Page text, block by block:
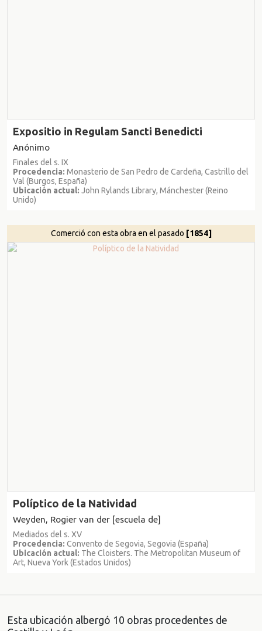
Expositio in Regulam Sancti Benedicti
Anónimo
Finales del s. IX
Procedencia: Monasterio de San Pedro de Cardeña, Castrillo del
Val (Burgos, España)
Ubicación actual: John Rylands Library, Mánchester (Reino
Unido)
Comerció con esta obra en el pasado [1854]
Políptico de la Natividad
Weyden, Rogier van der [escuela de]
Mediados del s. XV
Procedencia: Convento de Segovia, Segovia (España)
Ubicación actual: The Cloisters. The Metropolitan Museum of
Art, Nueva York (Estados Unidos)
Esta ubicación albergó 10 obras procedentes de